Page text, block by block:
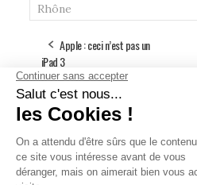
Rhône
Apple : ceci n’est pas un
iPad 3
réseaux